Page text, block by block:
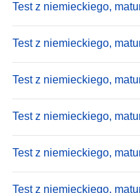
Test z niemieckiego,
Test z niemieckiego,
Test z niemieckiego,
Test z niemieckiego,
Test z niemieckiego,
Test z niemieckiego,